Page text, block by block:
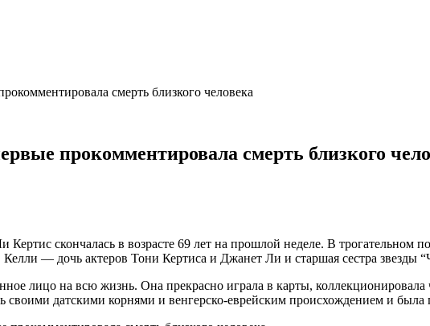
смерть близкого человека
прокомментировала смерть близкого
скончалась в возрасте 69 лет на прошлой неделе. В трогательном
Келли — дочь актеров Тони Кертиса и Джанет Ли и старшая сестра
лицо на всю жизнь. Она прекрасно играла в карты,
своими датскими корнями и венгерско-еврейским происхождением и